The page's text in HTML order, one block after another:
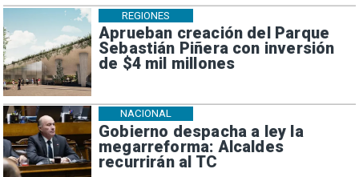
Aprueban creación del Parque
Sebastián Piñera con inversión
de $4 mil millones
REGIONES
Gobierno despacha a ley la
megarreforma: Alcaldes
recurrirán al TC
NACIONAL